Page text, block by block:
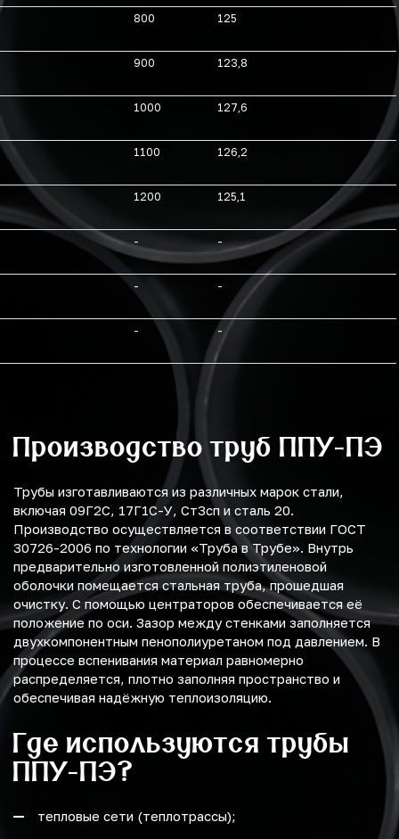
800 125
900 123,8
1000 127,6
1100 126,2
1200 125,1
- -
- -
- -
Производство труб ППУ-ПЭ
Трубы изготавливаются из различных марок стали,
включая 09Г2С, 17Г1С-У, Ст3сп и сталь 20.
Производство осуществляется в соответствии ГОСТ
30726-2006 по технологии «Труба в Трубе». Внутрь
предварительно изготовленной полиэтиленовой
оболочки помещается стальная труба, прошедшая
очистку. С помощью центраторов обеспечивается её
положение по оси. Зазор между стенками заполняется
двухкомпонентным пенополиуретаном под давлением. В
процессе вспенивания материал равномерно
распределяется, плотно заполняя пространство и
обеспечивая надёжную теплоизоляцию.
Где используются трубы
ППУ-ПЭ?
тепловые сети (теплотрассы);